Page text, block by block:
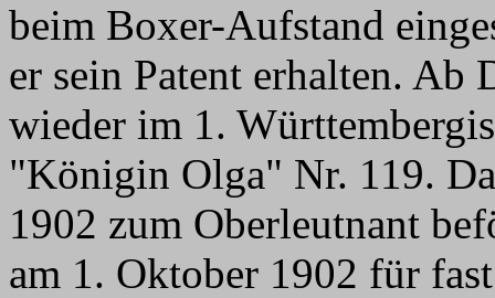
beim Boxer-Aufstand
er sein Patent erhalten. Ab
wieder im 1.
"Königin Olga" Nr. 119.
1902 zum Oberleutnant
am 1. Oktober 1902 für